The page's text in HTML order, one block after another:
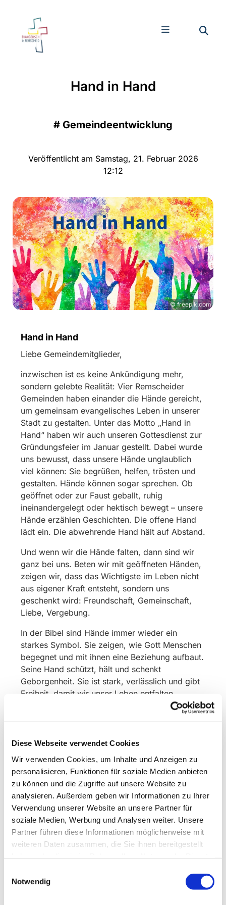
Diese Webseite verwendet Cookies
Wir verwenden Cookies, um Inhalte und Anzeigen zu
personalisieren, Funktionen für soziale Medien anbieten
zu können und die Zugriffe auf unsere Website zu
analysieren. Außerdem geben wir Informationen zu Ihrer
Verwendung unserer Website an unsere Partner für
soziale Medien, Werbung und Analysen weiter. Unsere
Partner führen diese Informationen möglicherweise mit
weiteren Daten zusammen, die Sie ihnen bereitgestellt
Notwendig
Hand in Hand
# Gemeindeentwicklung
Veröffentlicht am Samstag, 21. Februar 2026
12:12
© freepik.com
Hand in Hand
Liebe Gemeindemitglieder,
inzwischen ist es keine Ankündigung mehr,
sondern gelebte Realität: Vier Remscheider
Gemeinden haben einander die Hände gereicht,
um gemeinsam evangelisches Leben in unserer
Stadt zu gestalten. Unter das Motto „Hand in
Hand“ haben wir auch unseren Gottesdienst zur
Gründungsfeier im Januar gestellt. Dabei wurde
uns bewusst, dass unsere Hände unglaublich
viel können: Sie begrüßen, helfen, trösten und
gestalten. Hände können sogar sprechen. Ob
geöffnet oder zur Faust geballt, ruhig
ineinandergelegt oder hektisch bewegt – unsere
Hände erzählen Geschichten. Die offene Hand
lädt ein. Die abwehrende Hand hält auf Abstand.
Und wenn wir die Hände falten, dann sind wir
ganz bei uns. Beten wir mit geöffneten Händen,
zeigen wir, dass das Wichtigste im Leben nicht
aus eigener Kraft entsteht, sondern uns
geschenkt wird: Freundschaft, Gemeinschaft,
Liebe, Vergebung.
In der Bibel sind Hände immer wieder ein
starkes Symbol. Sie zeigen, wie Gott Menschen
begegnet und mit ihnen eine Beziehung aufbaut.
Seine Hand schützt, hält und schenkt
Geborgenheit. Sie ist stark, verlässlich und gibt
Freiheit, damit wir unser Leben entfalten
Vor allem aber hat Gott versprochen: „Ich halte
Vor 2000 Jahren hat Jesus genau das gelebt.
Mit seinen Händen hat er gesegnet, geheilt und
Menschen neue Wege eröffnet. Er hat sie
gestärkt, anzupacken, zu helfen und Ängste zu
überwinden. Auch heute dürfen wir darauf
vertrauen, dass Gott der neuen Evangelischen
Kirchengemeinde Remscheid seine Hand reicht
Mit dieser Gewissheit können wir hoffnungsvoll